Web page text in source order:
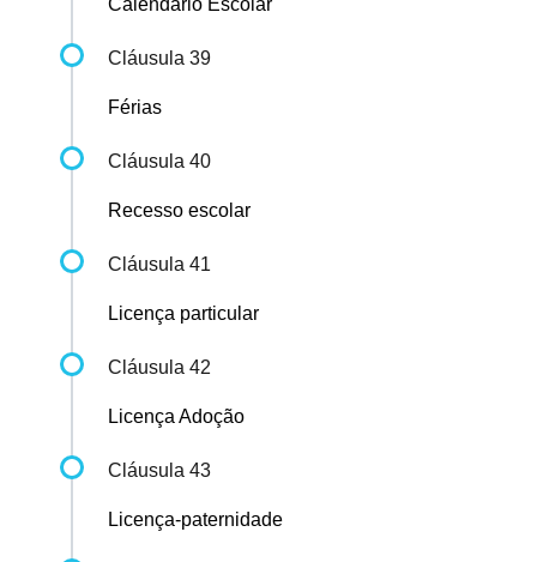
Calendário Escolar
Cláusula 39
Férias
Cláusula 40
Recesso escolar
Cláusula 41
Licença particular
Cláusula 42
Licença Adoção
Cláusula 43
Licença-paternidade